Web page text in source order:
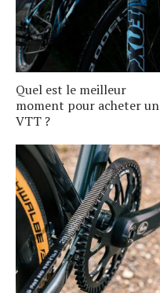
Quel est le meilleur
moment pour acheter un
VTT ?